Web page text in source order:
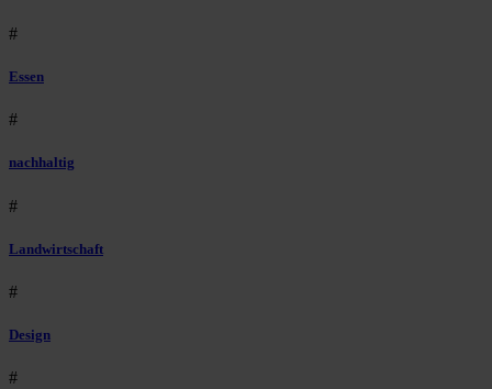
#
Essen
#
nachhaltig
#
Landwirtschaft
#
Design
#